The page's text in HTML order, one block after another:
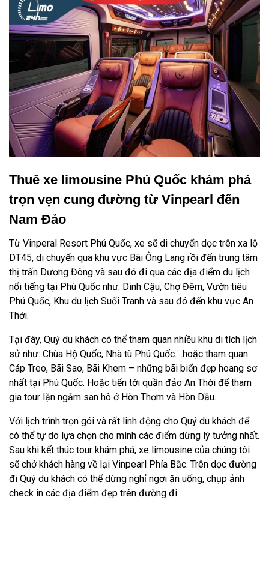
Thuê xe limousine Phú Quốc khám phá
trọn vẹn cung đường từ Vinpearl đến
Nam Đảo
Từ Vinperal Resort Phú Quốc, xe sẽ di chuyển dọc trên xa lộ
DT45, di chuyển qua khu vực Bãi Ông Lang rồi đến trung tâm
thị trấn Dương Đông và sau đó đi qua các địa điểm du lịch
nổi tiếng tại Phú Quốc như: Dinh Cậu, Chợ Đêm, Vườn tiêu
Phú Quốc, Khu du lịch Suối Tranh và sau đó đến khu vực An
Thới.
Tại đây, Quý du khách có thể tham quan nhiều khu di tích lịch
sử như: Chùa Hộ Quốc, Nhà tù Phú Quốc….hoặc tham quan
Cáp Treo, Bãi Sao, Bãi Khem – những bãi biển đẹp hoang sơ
nhất tại Phú Quốc. Hoặc tiến tới quần đảo An Thới để tham
gia tour lặn ngắm san hô ở Hòn Thơm và Hòn Dầu.
Với lịch trình trọn gói và rất linh động cho Quý du khách để
có thể tự do lựa chọn cho mình các điểm dừng lý tưởng nhất.
Sau khi kết thúc tour khám phá, xe limousine của chúng tôi
sẽ chở khách hàng về lại Vinpearl Phía Bắc. Trên dọc đường
đi Quý du khách có thể dừng nghỉ ngơi ăn uống, chụp ảnh
check in các địa điểm đẹp trên đường đi.